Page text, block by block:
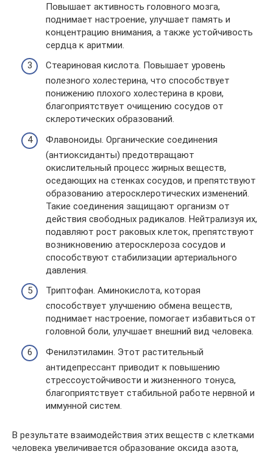
Повышает активность головного мозга,
поднимает настроение, улучшает память и
концентрацию внимания, а также устойчивость
сердца к аритмии.
Стеариновая кислота. Повышает уровень
полезного холестерина, что способствует
понижению плохого холестерина в крови,
благоприятствует очищению сосудов от
склеротических образований.
Флавоноиды. Органические соединения
(антиоксиданты) предотвращают
окислительный процесс жирных веществ,
оседающих на стенках сосудов, и препятствуют
образованию атеросклеротических изменений.
Такие соединения защищают организм от
действия свободных радикалов. Нейтрализуя их,
подавляют рост раковых клеток, препятствуют
возникновению атеросклероза сосудов и
способствуют стабилизации артериального
давления.
Триптофан. Аминокислота, которая
способствует улучшению обмена веществ,
поднимает настроение, помогает избавиться от
головной боли, улучшает внешний вид человека.
Фенилэтиламин. Этот растительный
антидепрессант приводит к повышению
стрессоустойчивости и жизненного тонуса,
благоприятствует стабильной работе нервной и
иммунной систем.
В результате взаимодействия этих веществ с клетками
человека увеличивается образование оксида азота,